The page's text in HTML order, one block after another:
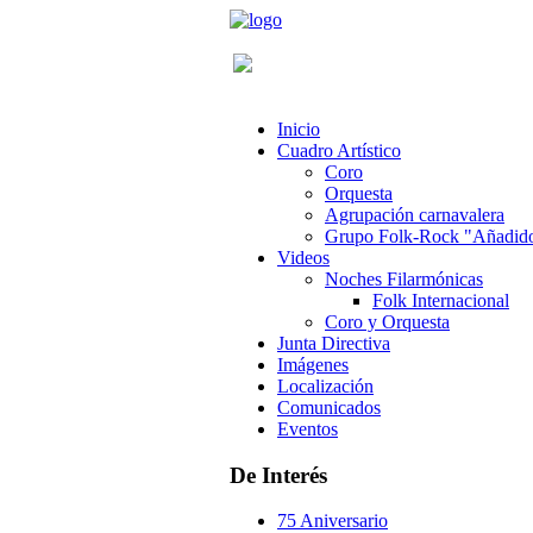
Inicio
Cuadro Artístico
Coro
Orquesta
Agrupación carnavalera
Grupo Folk-Rock
Videos
Noches Filarmónicas
Folk Internacional
Coro y Orquesta
Junta Directiva
Imágenes
Localización
Comunicados
Eventos
De Interés
75 Aniversario